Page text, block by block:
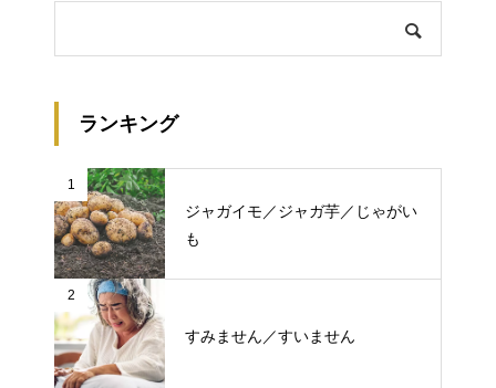
ランキング
1
ジャガイモ／ジャガ芋／じゃがい
も
2
すみません／すいません